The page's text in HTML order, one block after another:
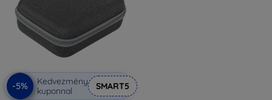
-5%
Kedvezmény
kuponnal
SMART5